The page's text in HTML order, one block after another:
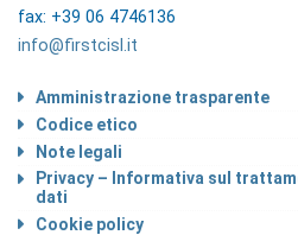
fax: +39 06 4746136
info@firstcisl.it
Amministrazione trasparente
Codice etico
Note legali
Privacy – Informativa sul
dati
Cookie policy